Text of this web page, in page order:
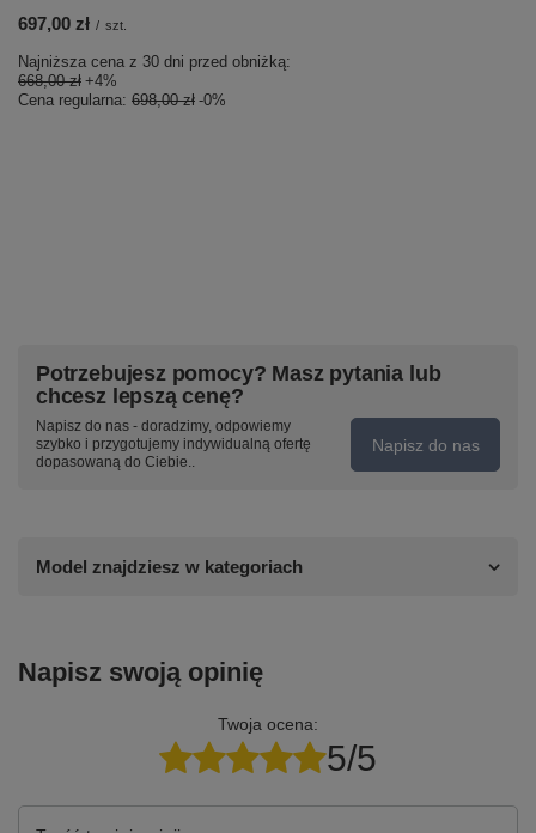
697,00 zł / szt.
Najniższa cena z 30 dni przed obniżką:
668,00 zł +4%
Cena regularna: 698,00 zł -0%
Potrzebujesz pomocy? Masz pytania lub
chcesz lepszą cenę?
Napisz do nas - doradzimy, odpowiemy
szybko i przygotujemy indywidualną ofertę
dopasowaną do Ciebie..
Napisz do nas
Model znajdziesz w kategoriach
Napisz swoją opinię
Twoja ocena:
5/5